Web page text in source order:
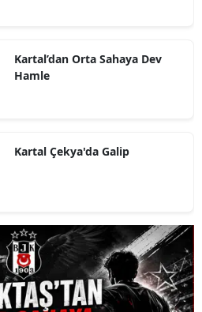
Kartal’dan Orta Sahaya Dev
Hamle
Kartal Çekya'da Galip